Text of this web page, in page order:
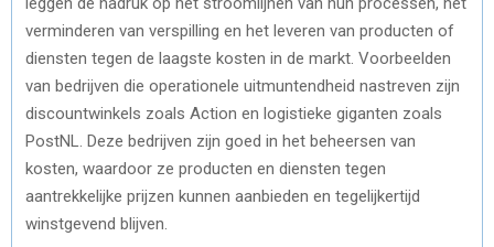
verminderen van verspilling en het leveren van producten of
diensten tegen de laagste kosten in de markt. Voorbeelden
van bedrijven die operationele uitmuntendheid nastreven zijn
discountwinkels zoals Action en logistieke giganten zoals
PostNL. Deze bedrijven zijn goed in het beheersen van
kosten, waardoor ze producten en diensten tegen
aantrekkelijke prijzen kunnen aanbieden en tegelijkertijd
winstgevend blijven.